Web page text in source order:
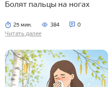
Болят пальцы на ногах
25 мин. 384 0
Читать далее